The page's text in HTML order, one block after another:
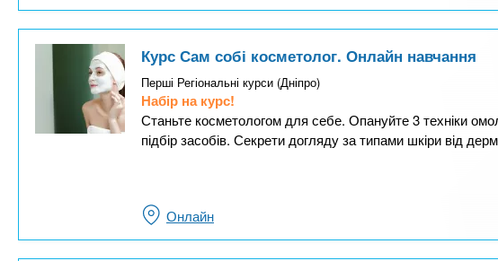
Курс Сам собі косметолог. Онлайн навчання
Перші Регіональні курси (Дніпро)
Набір на курс!
Станьте косметологом для себе. Опануйте 3 техніки
підбір засобів. Секрети догляду за типами шкіри від
Онлайн